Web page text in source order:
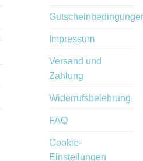
Impressum
Versand und
Zahlung
Widerrufsbelehrung
FAQ
Cookie-
Einstellungen